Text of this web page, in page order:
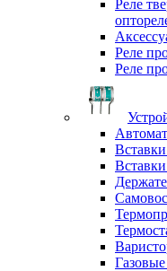
Реле
Реле
Реле